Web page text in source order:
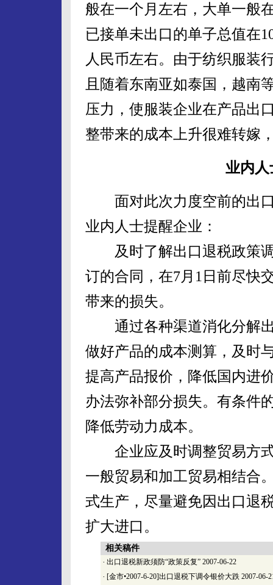
般在一个月左右，大单一般
已接单未出口的单子总值在
人民币左右。由于纺织服装
且随着东南亚如泰国，越南
压力，使服装企业在产品出
整带来的成本上升很难转嫁
业内
面对此次力度空前的出口
业内人士提醒企业：
及时了解出口退税政策调
订的合同，在7月1日前尽快
带来的损失。
通过各种渠道消化分解出
做好产品的成本测算，及时
提高产品报价，降低国内进
办法弥补部分损失。有条件
降低劳动力成本。
企业应及时调整贸易方式
一般贸易和加工贸易相结合
式生产，尽量避免因出口退
扩大进口。
相关稿件
· 出口退税新政须防“政策反复” 2007-06-22
· [金市•2007-6-20]出口退税下调令银价大跌 2007-06-